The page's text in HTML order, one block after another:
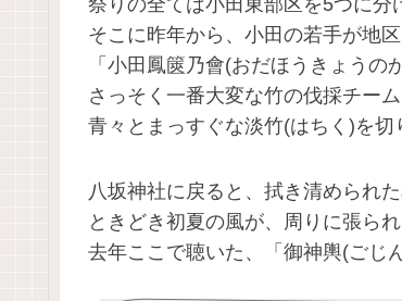
そこに昨年から、小田の若手が地
「小田鳳篋乃會(おだほうきょうの
さっそく一番大変な竹の伐採チーム
青々とまっすぐな淡竹(はちく)を切
八坂神社に戻ると、拭き清められ
ときどき初夏の風が、周りに張ら
去年ここで聴いた、「御神輿(ごじ